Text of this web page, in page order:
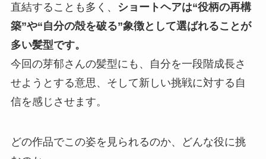
直結することも多く、
ショートヘアは“役柄の再構
築”や“自分の殻を破る”象徴として選ばれることが
多い髪型です。
今回の芽郁さんの髪型にも、自分を一段階成長さ
せようとする意思、そして新しい挑戦に対する自
信を感じさせます。
どの作品でこの姿を見られるのか、どんな役に挑